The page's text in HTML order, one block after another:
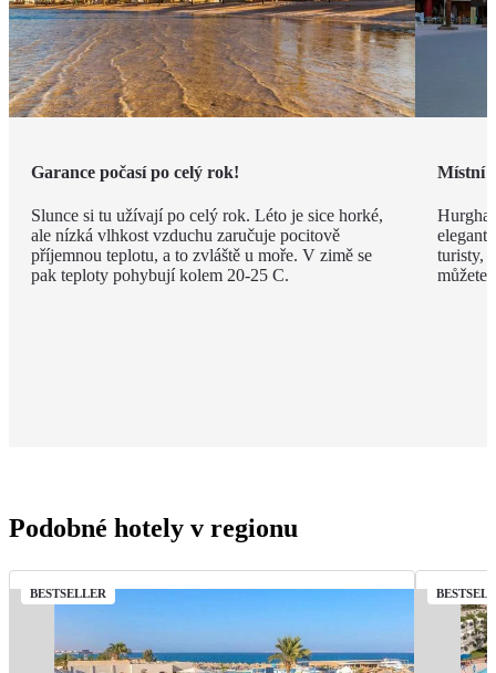
Garance počasí po celý rok!
Slunce si tu užívají po celý rok. Léto je sice horké,
ale nízká vlhkost vzduchu zaručuje pocitově
příjemnou teplotu, a to zvláště u moře. V zimě se
pak teploty pohybují kolem 20-25 C.
Místní
turisty,
můžete
Podobné hotely v regionu
BESTSELLER